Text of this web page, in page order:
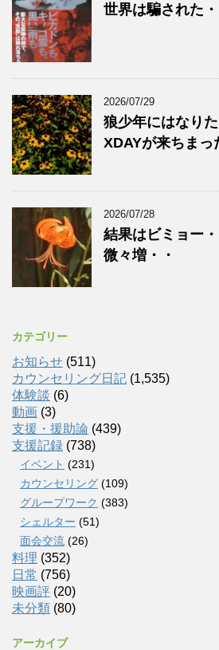
世界は騙された・
2026/07/29
狼少年にはなり
XDAYが来ちまっ
2026/07/28
結果はビミョー
微々増・・
カテゴリー
お知らせ (511)
カウンセリング日記 (1,535)
体験談 (6)
動画 (3)
支援・援助論 (439)
支援記録 (738)
イベント (231)
カウンセリング (109)
グループワーク (383)
シェルター (51)
面会交流 (26)
料理 (352)
日常 (756)
映画評 (20)
未分類 (80)
アーカイブ